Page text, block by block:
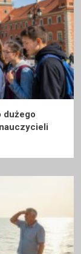
dużego